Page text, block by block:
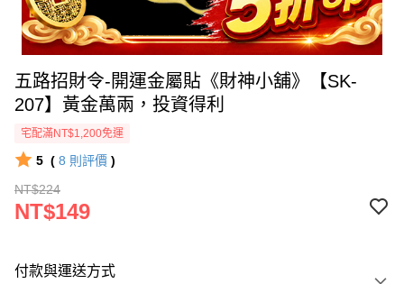
五路招財令-開運金屬貼《財神小舖》【SK-
207】黃金萬兩，投資得利
宅配滿NT$1,200免運
5 ( 8 則評價 )
NT$224
NT$149
付款與運送方式